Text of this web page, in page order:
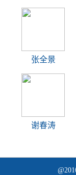
张全景
谢春涛